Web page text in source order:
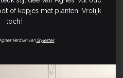
of kopjes met planten. Vrolijk
toch!
Verduin vanStylestek